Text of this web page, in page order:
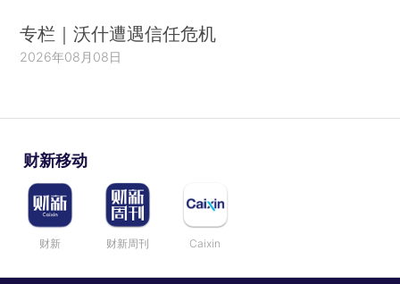
专栏｜沃什遭遇信任危机
2026年08月08日
财新移动
财新 财新周刊 Caixin